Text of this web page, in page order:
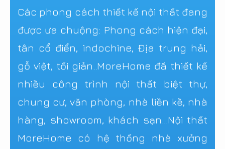
Các phong cách thiết kế nội thất đang
được ưa chuộng: Phong cách hiện đại,
tân cổ điển, indochine, Địa trung hải,
gỗ việt, tối giản..MoreHome đã thiết kế
nhiều công trình nội thất biệt thự,
chung cư, văn phòng, nhà liền kề, nhà
hàng, showroom, khách sạn...Nội thất
MoreHome có hệ thống nhà xưởng